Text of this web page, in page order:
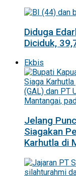
Diduga
Diciduk,
Ekbis
Jelang
Siagakan
Karhutla di